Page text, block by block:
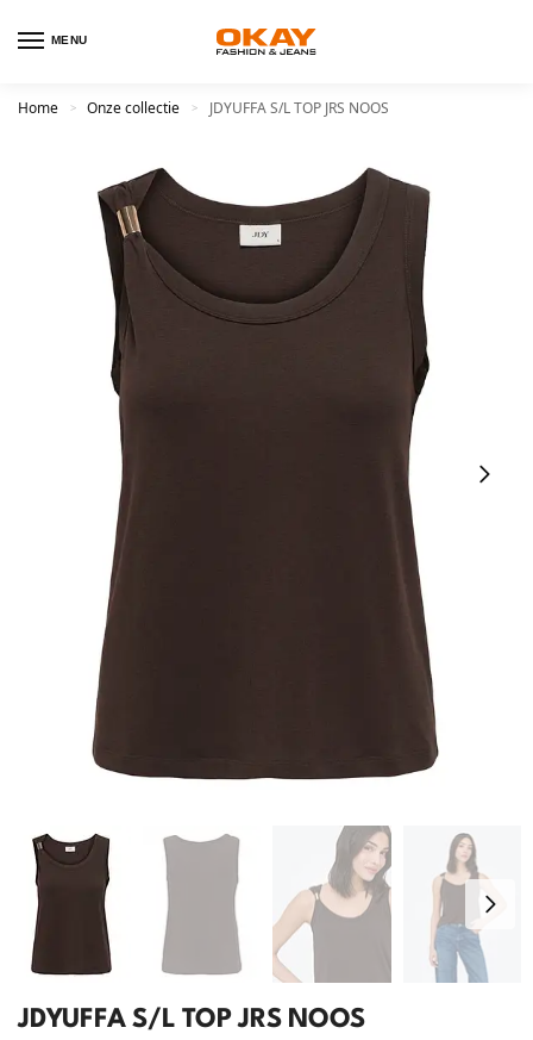
MENU
Home > Onze collectie > JDYUFFA S/L TOP JRS NOOS
JDYUFFA S/L TOP JRS NOOS